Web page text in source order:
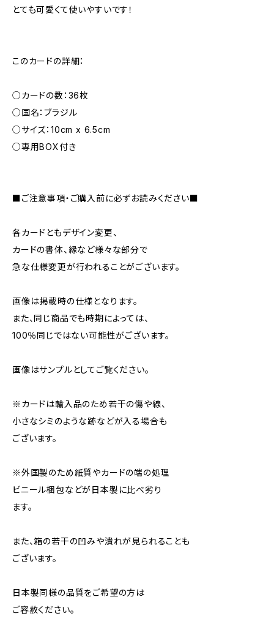
とても可愛くて使いやすいです！
このカードの詳細：
○カードの数：36枚
○国名：ブラジル
○サイズ：10cm x 6.5cm
○専用BOX付き
■ご注意事項・ご購入前に必ずお読みください■
各カードともデザイン変更、
カードの書体、縁など様々な部分で
急な仕様変更が行われることがございます。
画像は掲載時の仕様となります。
また、同じ商品でも時期によっては、
100％同じではない可能性がございます。
画像はサンプルとしてご覧ください。
※カードは輸入品のため若干の傷や線、
小さなシミのような跡などが入る場合も
ございます。
※外国製のため紙質やカードの端の処理
ビニール梱包などが日本製に比べ劣り
ます。
また、箱の若干の凹みや潰れが見られることも
ございます。
日本製同様の品質をご希望の方は
ご容赦ください。